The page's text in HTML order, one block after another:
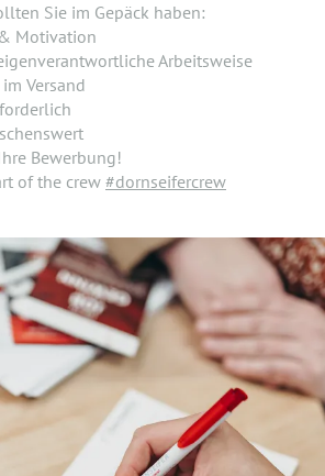
Sie im Gepäck haben:
Motivation
Arbeitsweise
Versand
Bewerbung!
of the crew #dornseifercrew